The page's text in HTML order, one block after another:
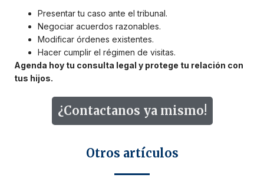
Presentar tu caso ante el tribunal.
Negociar acuerdos razonables.
Modificar órdenes existentes.
Hacer cumplir el régimen de visitas.
Agenda hoy tu consulta legal y protege tu relación con
tus hijos.
¿Contactanos ya mismo!
Otros artículos